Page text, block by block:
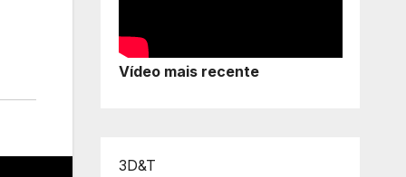
Vídeo mais recente
3D&T